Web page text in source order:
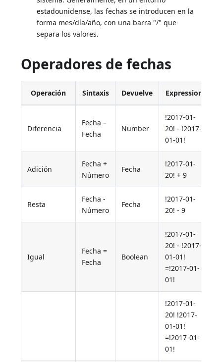
estadounidense, las fechas se introducen en la
forma mes/día/año, con una barra "/" que
separa los valores.
Operadores de fechas
Operación Sintaxis Devuelve Expression
Diferencia
Fecha –
Fecha
Number
!2017-01-
20! - !2017-
01-01!
Adición
Fecha +
Número
Fecha
!2017-01-
20! + 9
Resta
Fecha -
Número
Fecha
!2017-01-
20! - 9
Igual
Fecha =
Fecha
Boolean
!2017-01-
20! - !2017-
01-01!
=!2017-01-
01!
!2017-01-
20! !2017-
01-01!
=!2017-01-
01!